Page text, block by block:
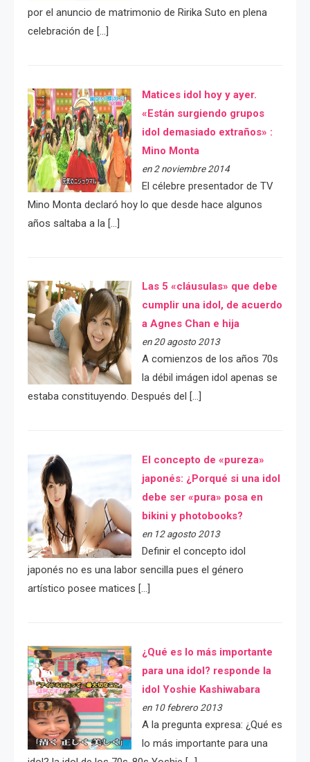
por el anuncio de matrimonio de Ririka Suto en plena
celebración de […]
Matices idol hoy y ayer.
«Están surgiendo grupos
idol demasiado extraños» :
Mino Monta
en 2 noviembre 2014
El célebre presentador de TV
Mino Monta declaró hoy lo que desde hace algunos
años saltaba a la […]
Las 5 «cláusulas» que debe
cumplir una idol, de acuerdo
a Agnes Chan e hija
en 20 agosto 2013
A comienzos de los años 70s
la débil imágen idol apenas se
estaba constituyendo. Después del […]
El concepto de «pureza»
japonés: ¿Porqué si una idol
debe ser «pura» posa en
bikini y photobooks?
en 12 agosto 2013
Definir el concepto idol
japonés no es una labor sencilla pues el género
artístico posee matices […]
¿Qué es lo más importante
para una idol? responde la
idol Yoshie Kashiwabara
en 10 febrero 2013
A la pregunta expresa: ¿Qué es
lo más importante para una